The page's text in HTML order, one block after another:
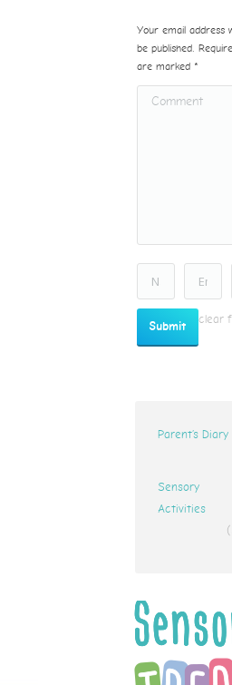
Your email address
be published.
are marked *
Comment
clear
Submit
Parent’s Diary
Sensory
Activities